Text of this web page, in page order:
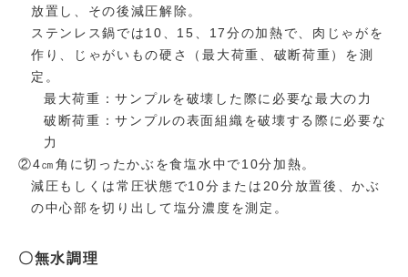
放置し、その後減圧解除。
ステンレス鍋では10、15、17分の加熱で、肉じゃがを
作り、じゃがいもの硬さ（最大荷重、破断荷重）を測
定。
最大荷重：サンプルを破壊した際に必要な最大の力
破断荷重：サンプルの表面組織を破壊する際に必要な
力
②4㎝角に切ったかぶを食塩水中で10分加熱。
減圧もしくは常圧状態で10分または20分放置後、かぶ
の中心部を切り出して塩分濃度を測定。
〇無水調理